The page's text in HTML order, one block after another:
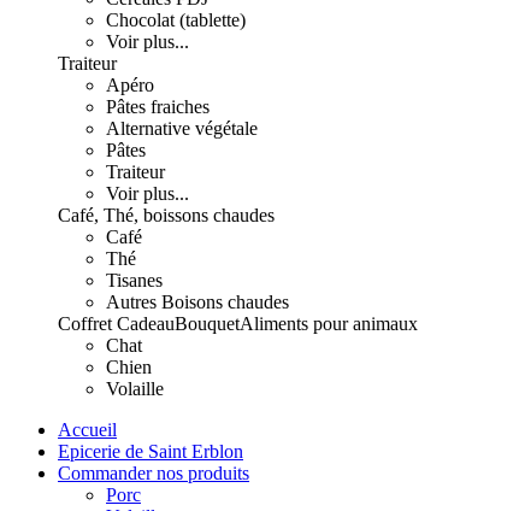
Chocolat (tablette)
Voir plus...
Traiteur
Apéro
Pâtes fraiches
Alternative végétale
Pâtes
Traiteur
Voir plus...
Café, Thé, boissons chaudes
Café
Thé
Tisanes
Autres Boisons chaudes
Coffret CadeauBouquetAliments pour animaux
Chat
Chien
Volaille
Accueil
Epicerie de Saint Erblon
Commander nos produits
Porc